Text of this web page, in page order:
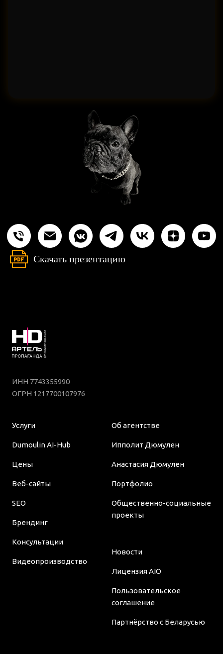
Скачать презентацию
ИНН 7743355990
ОГРН 1217700107976
Услуги
Dumoulin AI-Hub
Цены
Веб-сайты
SEO
Брендинг
Консультации
Видеопроизводство
Об агентстве
Ипполит Дюмулен
Анастасия Дюмулен
Портфолио
Общественно-социальные
проекты
Новости
Лицензия AIO
Пользовательское
соглашение
Партнёрство с Беларусью